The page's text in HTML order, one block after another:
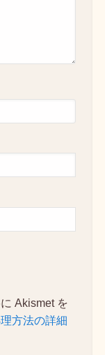
Akismet を
方法の詳細